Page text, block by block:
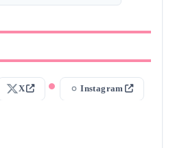
X Instagram